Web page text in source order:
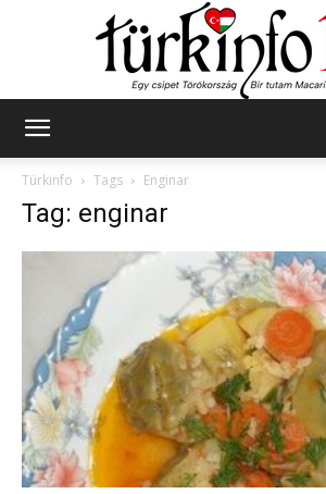
Türkinfo
Tags Enginar
Tag: enginar